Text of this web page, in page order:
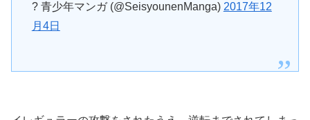
? 青少年マンガ (@SeisyounenManga) 2017年12
月4日